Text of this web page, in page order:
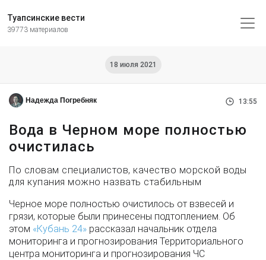
Туапсинские вести
39773 материалов
18 июля 2021
Надежда Погребняк 13:55
Вода в Черном море полностью
очистилась
По словам специалистов, качество морской воды
для купания можно назвать стабильным
Черное море полностью очистилось от взвесей и
грязи, которые были принесены подтоплением. Об
этом «Кубань 24» рассказал начальник отдела
мониторинга и прогнозирования Территориального
центра мониторинга и прогнозирования ЧС